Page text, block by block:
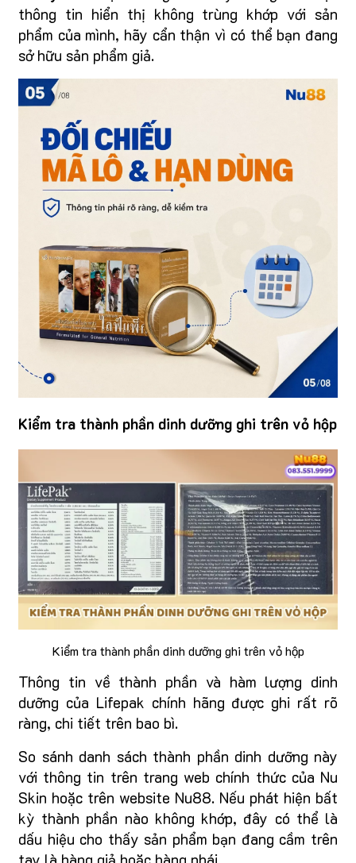
thông tin hiển thị không trùng khớp với sản
phẩm của mình, hãy cẩn thận vì có thể bạn đang
sở hữu sản phẩm giả.
Kiểm tra thành phần dinh dưỡng ghi trên vỏ hộp
Kiểm tra thành phần dinh dưỡng ghi trên vỏ hộp
Thông tin về thành phần và hàm lượng dinh
dưỡng của Lifepak chính hãng được ghi rất rõ
ràng, chi tiết trên bao bì.
So sánh danh sách thành phần dinh dưỡng này
với thông tin trên trang web chính thức của Nu
Skin hoặc trên website Nu88. Nếu phát hiện bất
kỳ thành phần nào không khớp, đây có thể là
dấu hiệu cho thấy sản phẩm bạn đang cầm trên